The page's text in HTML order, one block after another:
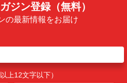
ジン登録（無料）
の最新情報をお届け
上12文字以下）